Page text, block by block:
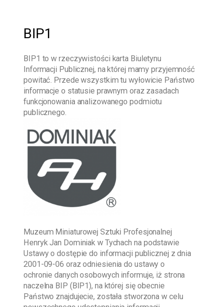
BIP1
BIP1 to w rzeczywistości karta Biuletynu
Informacji Publicznej, na której mamy przyjemność
powitać. Przede wszystkim tu wyłowicie Państwo
informacje o statusie prawnym oraz zasadach
funkcjonowania analizowanego podmiotu
publicznego.
Muzeum Miniaturowej Sztuki Profesjonalnej
Henryk Jan Dominiak w Tychach na podstawie
Ustawy o dostępie do informacji publicznej z dnia
2001-09-06 oraz odniesienia do ustawy o
ochronie danych osobowych informuje, iż strona
naczelna BIP (BIP1), na której się obecnie
Państwo znajdujecie, została stworzona w celu